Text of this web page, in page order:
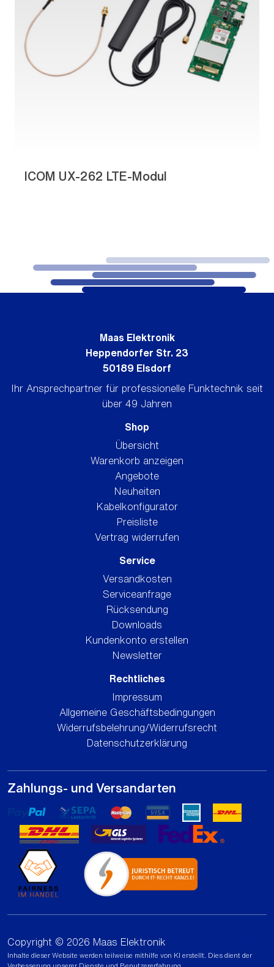
ICOM UX-262 LTE-Modul
Shop
Übersicht
Warenkorb anzeigen
Angebote
Neuheiten
Kabelkonfigurator
Preisliste
Vertrag widerrufen
Service
Versandkosten
Serviceanfrage
Rücksendung
Downloads
Kundenkonto erstellen
Newsletter
Rechtliches
Impressum
Allgemeine Geschäftsbedingungen
Widerrufsbelehrung/Widerrufsrecht
Datenschutzerklärung
Maas Elektronik
Heppendorfer Str. 23
50189 Elsdorf
Ihr Ansprechpartner für professionelle Funktechnik seit
über 49 Jahren
Zahlungs- und Versandarten
Copyright © 2026 Maas Elektronik
Inhalte dieser Website werden teilweise mithilfe von KI erstellt. Dies dient der